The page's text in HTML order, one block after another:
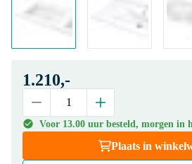
1.210,-
Voor 13.00 uur besteld, morgen in
Plaats in